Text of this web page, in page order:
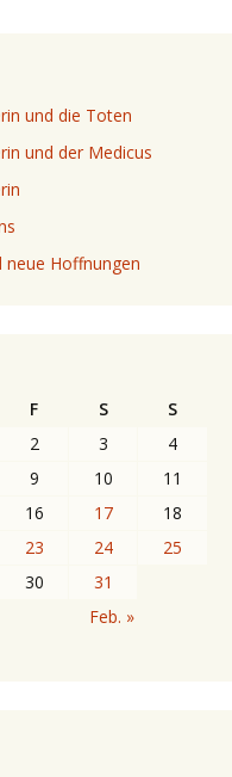
und die Toten
und der Medicus
neue Hoffnungen
F S
S
2 3
4
9 10
11
16 17
18
23 24
25
30
31
Feb. »